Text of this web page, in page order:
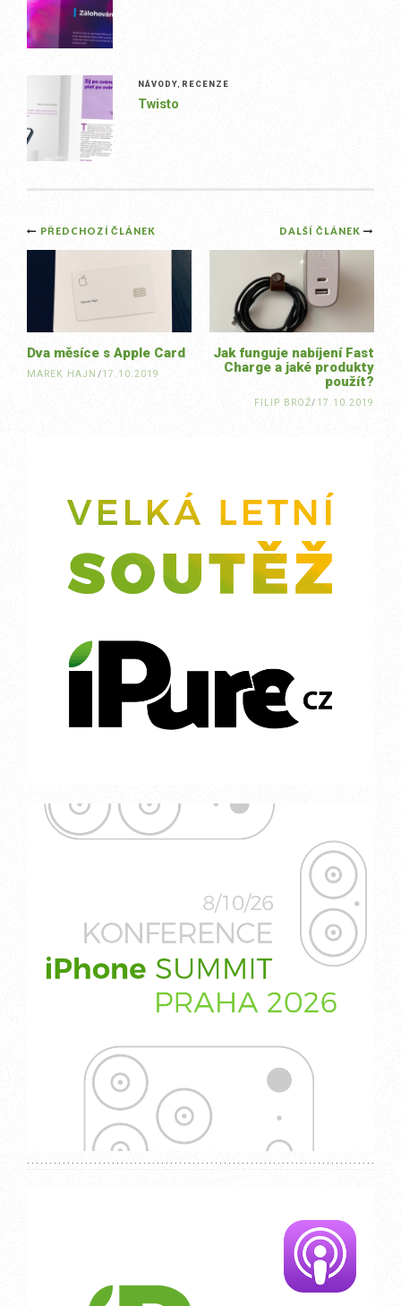
NÁVODY RECENZE
Twisto
Post
navigation
DALŠÍ ČLÁNEK
Jak funguje nabíjení Fast
Charge a jaké produkty
použít?
FILIP BROŽ/ 17.10.2019
PŘEDCHOZÍ ČLÁNEK
Dva měsíce s Apple Card
MAREK HAJN /17.10.2019